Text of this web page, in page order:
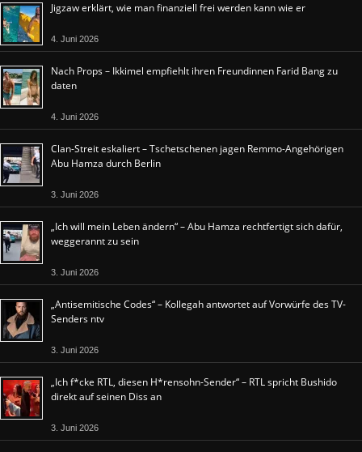
Jigzaw erklärt, wie man finanziell frei werden kann wie er
4. Juni 2026
Nach Props – Ikkimel empfiehlt ihren Freundinnen Farid Bang zu
daten
4. Juni 2026
Clan-Streit eskaliert – Tschetschenen jagen Remmo-Angehörigen
Abu Hamza durch Berlin
3. Juni 2026
„Ich will mein Leben ändern“ – Abu Hamza rechtfertigt sich dafür,
weggerannt zu sein
3. Juni 2026
„Antisemitische Codes“ – Kollegah antwortet auf Vorwürfe des TV-
Senders ntv
3. Juni 2026
„Ich f*cke RTL, diesen H*rensohn-Sender“ – RTL spricht Bushido
direkt auf seinen Diss an
3. Juni 2026